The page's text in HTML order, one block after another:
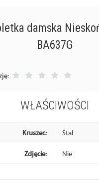
damska
BA637G
WŁAŚCIWOŚCI
Kruszec: Stal
Zdjęcie: Nie